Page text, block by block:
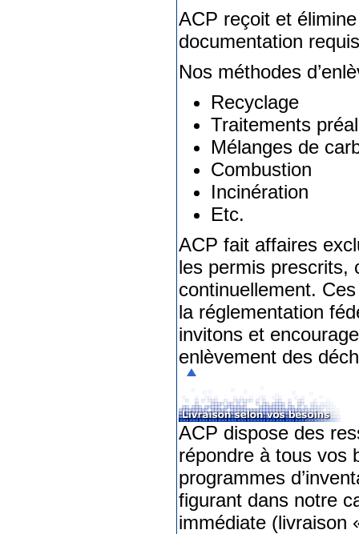
ACP reçoit et
documentation
Nos méthodes
Recyclage
Traitements
Mélanges de
Combustion
Incinération
Etc.
ACP fait affaires
les permis prescrits,
continuellement.
la réglementation
invitons et
enlèvement des
ACP dispose des
répondre à tous vos
programmes
figurant dans notre
immédiate (livraison